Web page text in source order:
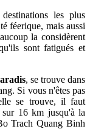
les plus
féerique, mais aussi
la considèrent
sont fatigués et
, se trouve dans
Si vous n'êtes pas
se trouve, il faut
16 km jusqu'à la
Trach Quang Binh